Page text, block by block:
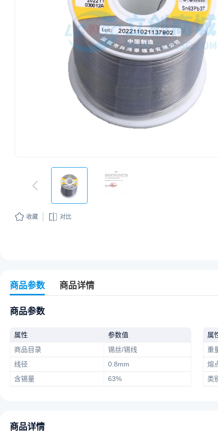
收藏 对比
商品参数 商品详情
商品参数
属性
参数值
商品目录
锡丝/锡线
线径
0.8mm
含锡量
63%
属
重
熔
类
商品详情